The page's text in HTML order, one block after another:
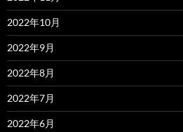
2022年10月
2022年9月
2022年8月
2022年7月
2022年6月